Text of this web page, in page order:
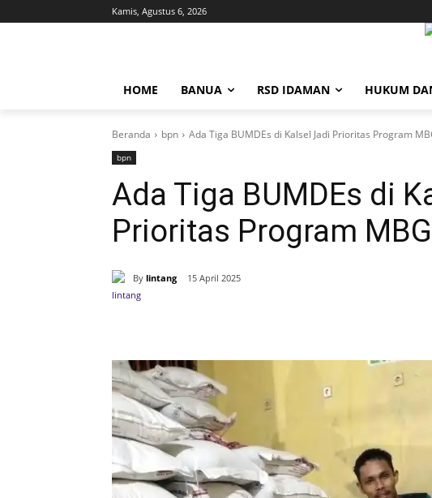
Kamis, Agustus 6, 2026
HOME BANUA RSD IDAMAN HUKUM
Beranda bpn Ada Tiga BUMDEs di Kalsel Jadi Prioritas Program
bpn
Ada Tiga BUMDEs di
Prioritas Program MBG
By lintang 15 April 2025